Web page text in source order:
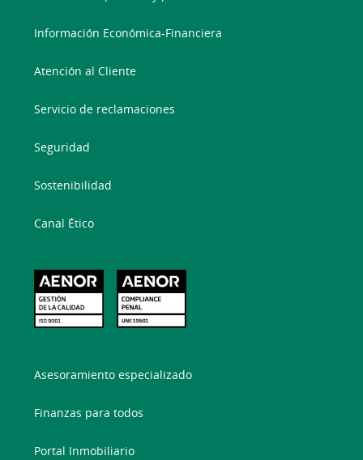
Información Económica-Financiera
Atención al Cliente
Servicio de reclamaciones
Seguridad
Sostenibilidad
Canal Ético
Asesoramiento especializado
Finanzas para todos
Portal Inmobiliario